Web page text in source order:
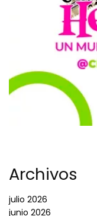
Archivos
julio 2026
junio 2026